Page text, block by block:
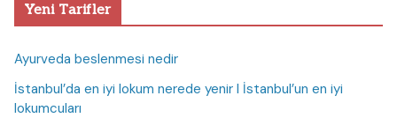
Yeni Tarifler
Ayurveda beslenmesi nedir
İstanbul’da en iyi lokum nerede yenir I İstanbul’un en iyi
lokumcuları